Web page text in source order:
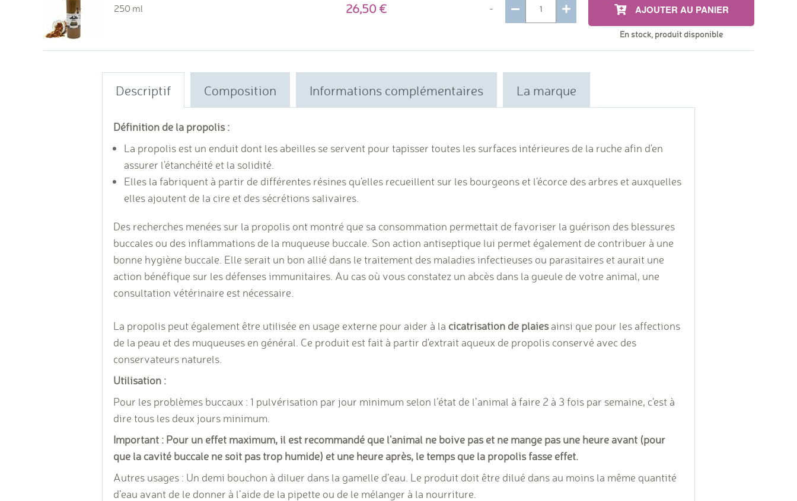
250 ml 26,50 - AJOUTER AU PANIER
En stock, produit disponible
Descriptif Composition Informations complémentaires La marque
Définition de la propolis :
La propolis est un enduit dont les abeilles se servent pour tapisser toutes les surfaces intérieures de la ruche afin d'en
assurer l'étanchéité et la solidité.
Elles la fabriquent à partir de différentes résines qu'elles recueillent sur les bourgeons et l'écorce des arbres et auxquelles
elles ajoutent de la cire et des sécrétions salivaires.
Des recherches menées sur la propolis ont montré que sa consommation permettait de favoriser la guérison des blessures
buccales ou des inflammations de la muqueuse buccale. Son action antiseptique lui permet également de contribuer à une
bonne hygiène buccale. Elle serait un bon allié dans le traitement des maladies infectieuses ou parasitaires et aurait une
action bénéfique sur les défenses immunitaires. Au cas où vous constatez un abcès dans la gueule de votre animal, une
consultation vétérinaire est nécessaire.
La propolis peut également être utilisée en usage externe pour aider à la cicatrisation de plaiesainsi que pour les affections
de la peau et des muqueuses en général. Ce produit est fait à partir d'extrait aqueux de propolis conservé avec des
conservateurs naturels.
Utilisation :
Pour les problèmes buccaux : 1 pulvérisation par jour minimum selon l’état de l’animal à faire 2 à 3 fois par semaine, c'est à
dire tous les deux jours minimum.
Important : Pour un effet maximum, il est recommandé que l'animal ne boive pas et ne mange pas une heure avant (pour
que la cavité buccale ne soit pas trop humide) et une heure après, le temps que la propolis fasse effet.
Autres usages : Un demi bouchon à diluer dans la gamelle d’eau. Le produit doit être dilué dans au moins la même quantité
d’eau avant de le donner à l’aide de la pipette ou de le mélanger à la nourriture.